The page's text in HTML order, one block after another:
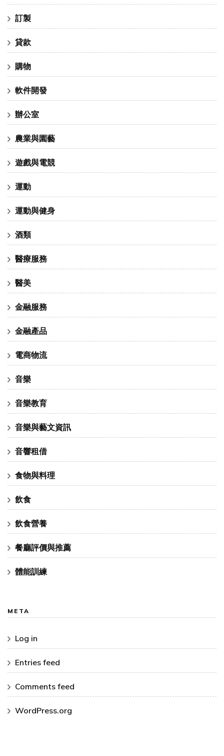
訂製
貸款
購物
軟件開發
辦公室
農業與園藝
遊戲與電競
運動
運動與健身
酒類
醫療服務
醫美
金融服務
金融產品
電商物流
音樂
音樂教育
音樂與藝文資訊
音響租借
食物與料理
飲食
飲食營養
餐廳評價與推薦
體能訓練
META
Log in
Entries feed
Comments feed
WordPress.org